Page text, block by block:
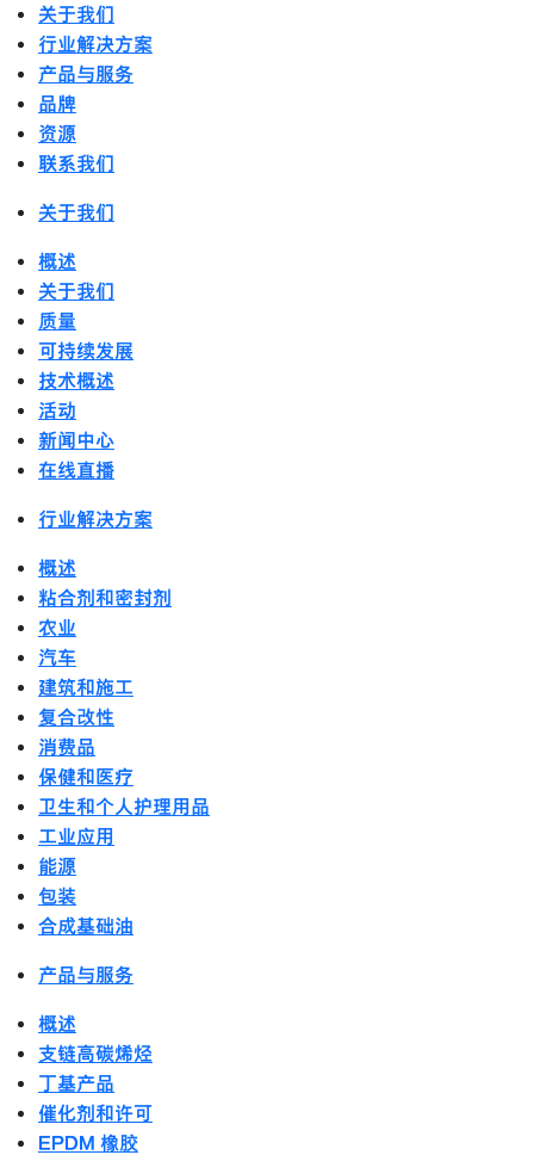
关于我们
行业解决方案
产品与服务
品牌
资源
联系我们
关于我们
概述
关于我们
质量
可持续发展
技术概述
活动
新闻中心
在线直播
行业解决方案
概述
粘合剂和密封剂
农业
汽车
建筑和施工
复合改性
消费品
保健和医疗
卫生和个人护理用品
工业应用
能源
包装
合成基础油
产品与服务
概述
支链高碳烯烃
丁基产品
催化剂和许可
EPDM 橡胶